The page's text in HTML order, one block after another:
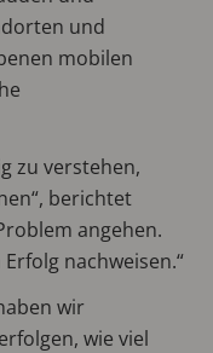
und
mobilen
zu verstehen,
berichtet
angehen.
nachweisen.“
wir
wie viel